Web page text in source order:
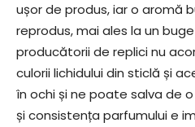
ușor de produs, iar o aromă
reprodus, mai ales la un
producătorii de replici nu
culorii lichidului din sticlă și
în ochi și ne poate salva de
și consistența parfumului e